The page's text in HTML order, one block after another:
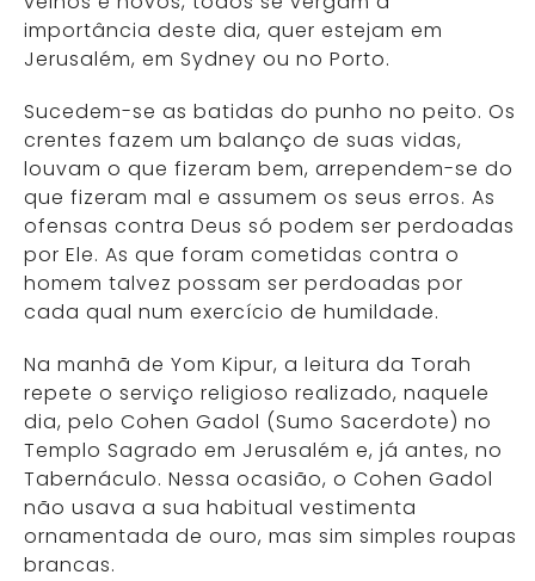
importância deste dia, quer estejam em
Jerusalém, em Sydney ou no Porto.
Sucedem-se as batidas do punho no peito. Os
crentes fazem um balanço de suas vidas,
louvam o que fizeram bem, arrependem-se do
que fizeram mal e assumem os seus erros. As
ofensas contra Deus só podem ser perdoadas
por Ele. As que foram cometidas contra o
homem talvez possam ser perdoadas por
cada qual num exercício de humildade.
Na manhã de Yom Kipur, a leitura da Torah
repete o serviço religioso realizado, naquele
dia, pelo Cohen Gadol (Sumo Sacerdote) no
Templo Sagrado em Jerusalém e, já antes, no
Tabernáculo. Nessa ocasião, o Cohen Gadol
não usava a sua habitual vestimenta
ornamentada de ouro, mas sim simples roupas
brancas.